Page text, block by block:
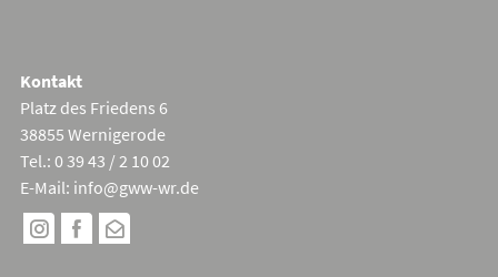
Kontakt
Platz des Friedens 6
38855 Wernigerode
Tel.: 0 39 43 / 2 10 02
E-Mail: info@gww-wr.de